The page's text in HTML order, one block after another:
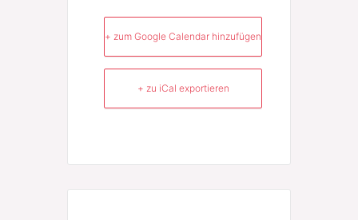
+ zum Google Calendar hinzufügen
+ zu iCal exportieren